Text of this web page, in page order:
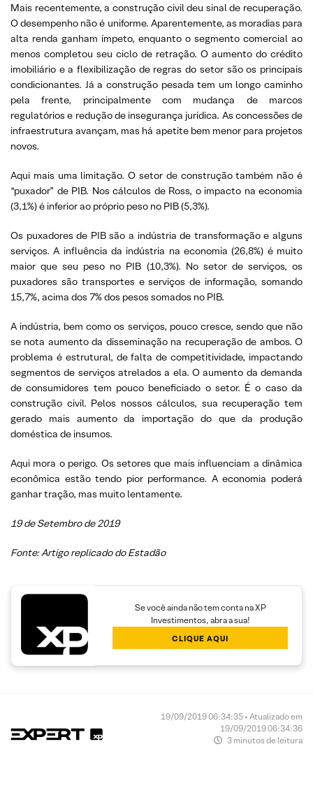
Mais recentemente, a construção civil deu sinal de recuperação.
O desempenho não é uniforme. Aparentemente, as moradias para
alta renda ganham ímpeto, enquanto o segmento comercial ao
menos completou seu ciclo de retração. O aumento do crédito
imobiliário e a flexibilização de regras do setor são os principais
condicionantes. Já a construção pesada tem um longo caminho
pela frente, principalmente com mudança de marcos
regulatórios e redução de insegurança jurídica. As concessões de
infraestrutura avançam, mas há apetite bem menor para projetos
novos.
Aqui mais uma limitação. O setor de construção também não é
“puxador” de PIB. Nos cálculos de Ross, o impacto na economia
(3,1%) é inferior ao próprio peso no PIB (5,3%).
Os puxadores de PIB são a indústria de transformação e alguns
serviços. A influência da indústria na economia (26,8%) é muito
maior que seu peso no PIB (10,3%). No setor de serviços, os
puxadores são transportes e serviços de informação, somando
15,7%, acima dos 7% dos pesos somados no PIB.
A indústria, bem como os serviços, pouco cresce, sendo que não
se nota aumento da disseminação na recuperação de ambos. O
problema é estrutural, de falta de competitividade, impactando
segmentos de serviços atrelados a ela. O aumento da demanda
de consumidores tem pouco beneficiado o setor. É o caso da
construção civil. Pelos nossos cálculos, sua recuperação tem
gerado mais aumento da importação do que da produção
doméstica de insumos.
Aqui mora o perigo. Os setores que mais influenciam a dinâmica
econômica estão tendo pior performance. A economia poderá
ganhar tração, mas muito lentamente.
19 de Setembro de 2019
Fonte: Artigo replicado do Estadão
Se você ainda não tem conta na XP
Investimentos, abra a sua!
CLIQUE AQUI
19/09/2019 06:34:35 • Atualizado em
19/09/2019 06:34:36
3 minutos de leitura